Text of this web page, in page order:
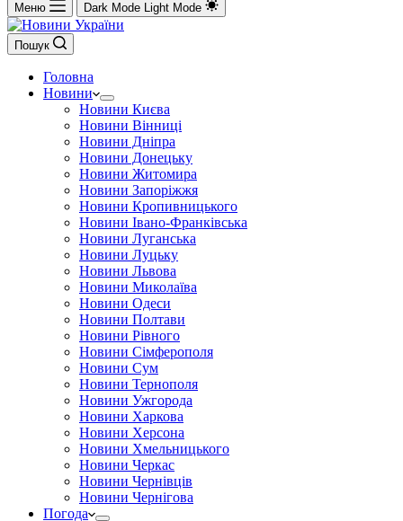
Меню Dark Mode Light Mode
Пошук
Головна
Новини
Новини Києва
Новини Вінниці
Новини Дніпра
Новини Донецьку
Новини Житомира
Новини Запоріжжя
Новини Кропивницького
Новини Івано-Франківська
Новини Луганська
Новини Луцьку
Новини Львова
Новини Миколаїва
Новини Одеси
Новини Полтави
Новини Рівного
Новини Сімферополя
Новини Сум
Новини Тернополя
Новини Ужгорода
Новини Харкова
Новини Херсона
Новини Хмельницького
Новини Черкас
Новини Чернівців
Новини Чернігова
Погода